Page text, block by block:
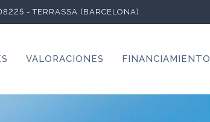
- TERRASSA (BARCELONA)
VALORACIONES FINANCIAMIENTO